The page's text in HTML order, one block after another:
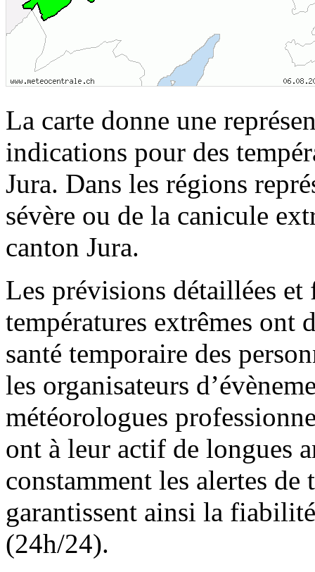
La carte donne une
indications pour des
Jura. Dans les régions
sévère ou de la canicule
canton Jura.
Les prévisions détaillées et
températures extrêmes ont
santé temporaire des
les organisateurs
météorologues
ont à leur actif de longues
constamment les alertes de
garantissent ainsi la
(24h/24).